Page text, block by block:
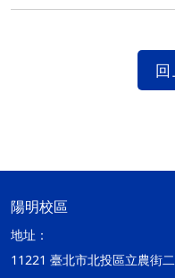
陽明校區
地址：
11221 臺北市北投區立農街